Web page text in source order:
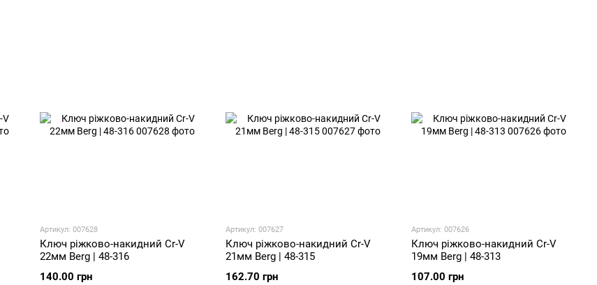
Артикул: 007628
Ключ ріжково-накидний Cr-V
22мм Berg | 48-316
140.00 грн
Артикул: 007627
Ключ ріжково-накидний Cr-V
21мм Berg | 48-315
162.70 грн
Артикул: 007626
Ключ ріжково-накидний Cr-V
19мм Berg | 48-313
107.00 грн